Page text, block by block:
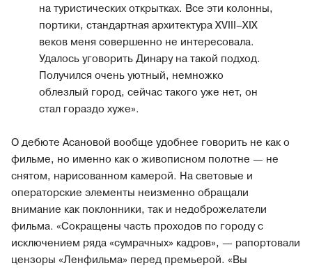
на туристических открытках. Все эти колонны,
портики, стандартная архитектура XVIII–XIX
веков меня совершенно не интересовала.
Удалось уговорить Динару на такой подход.
Получился очень уютный, немножко
облезлый город, сейчас такого уже нет, он
стал гораздо хуже».
О дебюте Асановой вообще удобнее говорить не как о
фильме, но именно как о живописном полотне — не
снятом, нарисованном камерой. На световые и
операторские элементы неизменно обращали
внимание как поклонники, так и недоброжелатели
фильма. «Сокращены часть проходов по городу с
исключением ряда «сумрачных» кадров», — рапортовали
цензоры «Ленфильма» перед премьерой. «Вы